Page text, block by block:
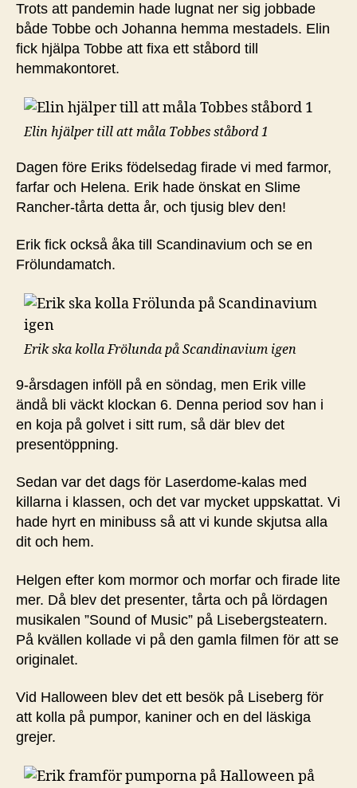
Trots att pandemin hade lugnat ner sig jobbade
både Tobbe och Johanna hemma mestadels. Elin
fick hjälpa Tobbe att fixa ett ståbord till
hemmakontoret.
Elin hjälper till att måla Tobbes ståbord 1
Dagen före Eriks födelsedag firade vi med farmor,
farfar och Helena. Erik hade önskat en Slime
Rancher-tårta detta år, och tjusig blev den!
Erik fick också åka till Scandinavium och se en
Frölundamatch.
Erik ska kolla Frölunda på Scandinavium igen
9-årsdagen inföll på en söndag, men Erik ville
ändå bli väckt klockan 6. Denna period sov han i
en koja på golvet i sitt rum, så där blev det
presentöppning.
Sedan var det dags för Laserdome-kalas med
killarna i klassen, och det var mycket uppskattat. Vi
hade hyrt en minibuss så att vi kunde skjutsa alla
dit och hem.
Helgen efter kom mormor och morfar och firade lite
mer. Då blev det presenter, tårta och på lördagen
musikalen ”Sound of Music” på Lisebergsteatern.
På kvällen kollade vi på den gamla filmen för att se
originalet.
Vid Halloween blev det ett besök på Liseberg för
att kolla på pumpor, kaniner och en del läskiga
grejer.